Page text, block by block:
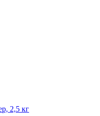
2,5 кг